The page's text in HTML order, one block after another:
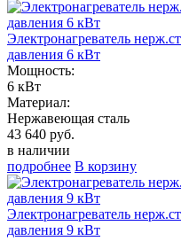
Электронагреватель
давления 6 кВт
Мощность:
6 кВт
Материал:
Нержавеющая сталь
43 640 руб.
в наличии
подробнее В корзину
Электронагреватель
давления 9 кВт